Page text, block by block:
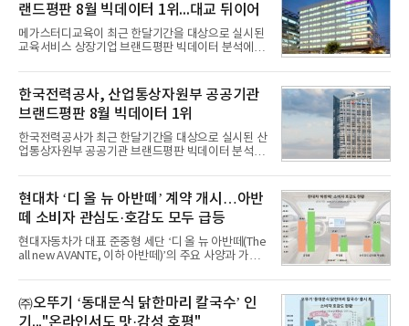
랜드평판 8월 빅데이터 1위...대교 뒤이어
메가스터디교육이 최근 한달기간을 대상으로 실시된
교육서비스 상장기업 브랜드평판 빅데이터 분석에서
일 한국기업평판연구소(소장 구창환)는 국내 교육서
비스 상장기업 브랜드를 대상으로 지난 7월 7일부터
8월 7일까지 수집된 소비자 빅데이터 10,074,233건
을 분석한 결과, 메가스터디교육이 브랜드평판지수
1,710,926을 기록하며 8월 1위에 올랐다고 밝혔다.
분석에 활용된 빅데이터는 지난 7월(9,491,206건) 대
비 6.14% 증가한 수치로, 교육서비스 상장기업 브랜
디교육, 대교, 디지
한국전력공사, 산업통상자원부 공공기관
브랜드평판 8월 빅데이터 1위
한국전력공사가 최근 한달기간을 대상으로 실시된 산
업통상자원부 공공기관 브랜드평판 빅데이터 분석에
이 순으로 뒤를 이었다.7일 한국기업평판연구소(소장
구창환)는 산업통상자원부 공공기관 41개 브랜드를
대상으로 지난 7월 7일부터 8월 7일까지 수집된 소비
자 빅데이터 91,102,549건을 분석한 결과, 한국전력
공사가 브랜드평판지수 10,670,633을 기록하며 8월
1위에 올랐다고 밝혔다. 분석에 활용된 빅데이터는 지
난 7월(88,893,823건) 대비 2.48% 증가한 수치다.연
수력원자력, 한국석
현대차 ‘디 올 뉴 아반떼’ 계약 개시…아반
떼 소비자 관심도·호감도 모두 급등
현대자동차가 대표 준중형 세단 ‘디 올 뉴 아반떼(The
all new AVANTE, 이하 아반떼)’의 주요 사양과 가격
떼는 6년 만에 선보이는 8세대 완전변경 모델로, ▲정
교한 선과 면을 중심으로 완성한 파격적인 디자인 ▲
과거 중형 세단 수준으로 확대된 차체 제원 ▲글로벌
㈜오뚜기 ‘동대문식 닭한마리 칼국수’ 인
기..."온라인서도 맛·감성 호평"